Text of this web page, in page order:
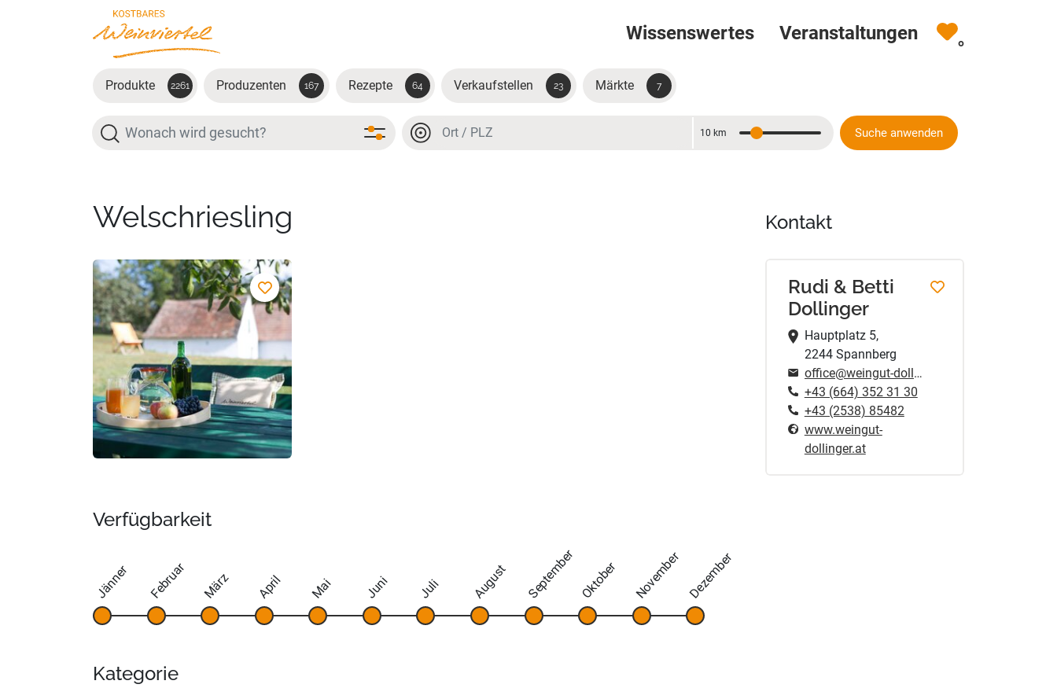
Zum Hauptinhalt springen
Wissenswertes Veranstaltungen 0
Produkte 2261 Produzenten 167 Rezepte 64 Verkaufstellen 23 Märkte 7
Suche Ort oder PLZ
Entfernung
10 km Suche anwenden
Welschriesling
Verfügbarkeit
Jänner Februar März April Mai Juni Juli August September Oktober November Dezember
Kategorie
Kontakt
Rudi & Betti
Dollinger
Hauptplatz 5,
2244 Spannberg
office@weingut-dollinger.at
+43 (664) 352 31 30
+43 (2538) 85482
www.weingut-
dollinger.at